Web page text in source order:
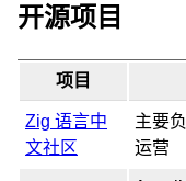
开源项目
项目
Zig 语言中
文社区
主要
运营